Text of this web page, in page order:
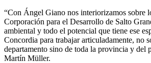
“Con Ángel Giano nos interiorizamos sobre
Corporación para el Desarrollo de Salto
ambiental y todo el potencial que tiene ese
Concordia para trabajar articuladamente, no
departamento sino de toda la provincia y del
Martín Müller.